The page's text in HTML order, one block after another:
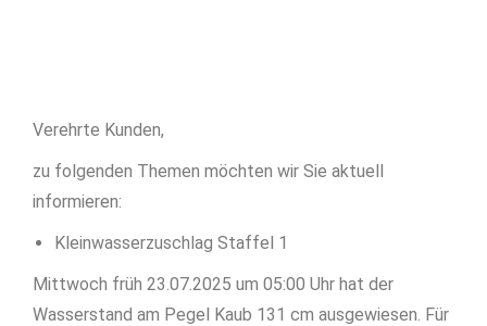
Verehrte Kunden,
zu folgenden Themen möchten wir Sie aktuell
informieren:
Kleinwasserzuschlag Staffel 1
Mittwoch früh 23.07.2025 um 05:00 Uhr hat der
Wasserstand am Pegel Kaub 131 cm ausgewiesen. Für